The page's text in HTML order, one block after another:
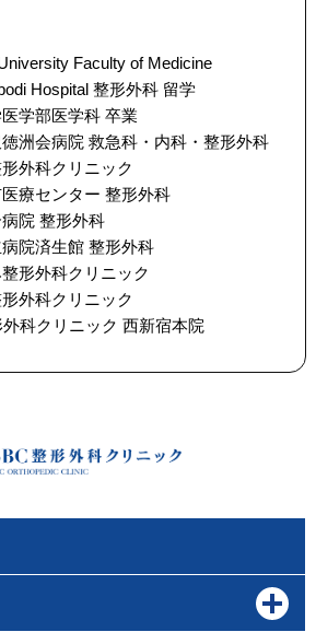
Faculty of Medicine
Hospital 整形外科 留学
学部医学科 卒業
洲会病院 救急科・内科・整形外科
外科クリニック
療センター 整形外科
院 整形外科
院済生館 整形外科
形外科クリニック
外科クリニック
科クリニック 西新宿本院